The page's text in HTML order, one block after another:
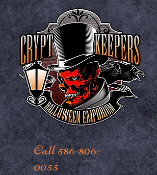
Call 586-806-
0055